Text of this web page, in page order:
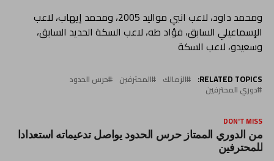
ومحمد داود، لاعب انبي مواليد 2005، ومحمد إيهاب، لاعب
الإسماعيلي السابق، فؤاد طه، لاعب السكة الحديد السابق،
وسعيدو، لاعب السكة
RELATED TOPICS: الزمالك المحترفين حرس الحدود
دوري المحترفين
DON'T MISS
من الدوري الممتاز حرس الحدود يواصل تدعيماته استعدادا
للمحترفين